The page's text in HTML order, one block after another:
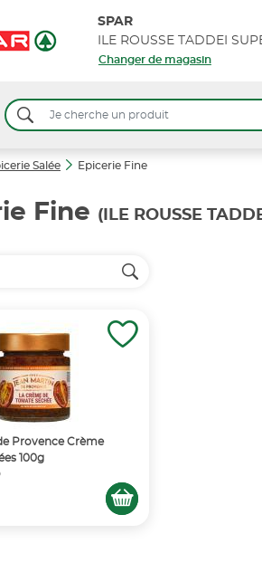
SPAR
Changer de magasin
Salée Epicerie Fine
Fine (ILE ROUSSE
Provence Crème
100g